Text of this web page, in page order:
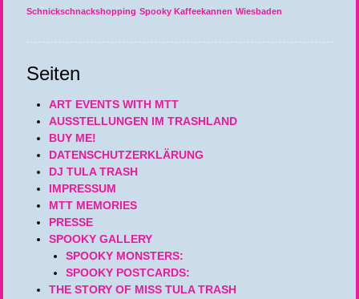
Schnickschnackshopping Spooky Kaffeekannen Wiesbaden
Seiten
ART EVENTS WITH MTT
AUSSTELLUNGEN IM TRASHLAND
BUY ME!
DATENSCHUTZERKLÄRUNG
DJ TULA TRASH
IMPRESSUM
MTT MEMORIES
PRESSE
SPOOKY GALLERY
SPOOKY MONSTERS:
SPOOKY POSTCARDS:
THE STORY OF MISS TULA TRASH